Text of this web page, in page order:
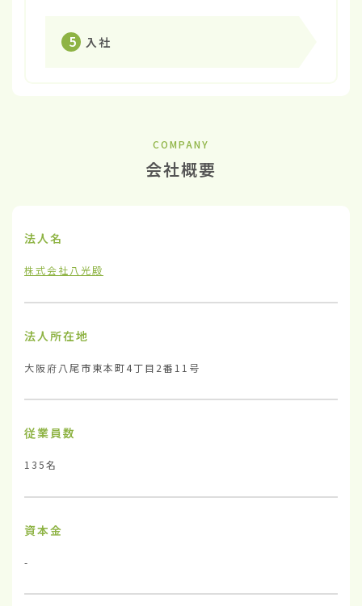
5 入社
COMPANY
会社概要
法人名
株式会社八光殿
法人所在地
大阪府八尾市東本町4丁目2番11号
従業員数
135名
資本金
-